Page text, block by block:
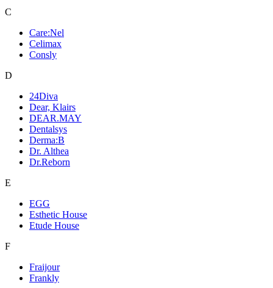
C
Care:Nel
Celimax
Consly
D
24Diva
Dear, Klairs
DEAR.MAY
Dentalsys
Derma:B
Dr. Althea
Dr.Reborn
E
EGG
Esthetic House
Etude House
F
Fraijour
Frankly